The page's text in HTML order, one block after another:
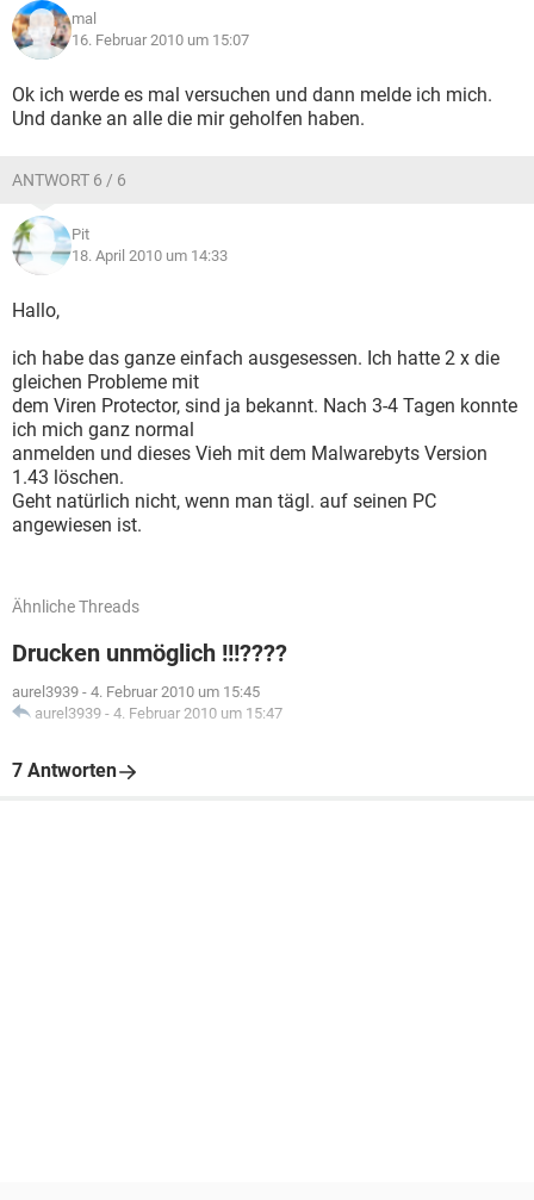
mal
16. Februar 2010 um 15:07
Ok ich werde es mal versuchen und dann melde ich mich.
Und danke an alle die mir geholfen haben.
ANTWORT 6 / 6
Pit
18. April 2010 um 14:33
Hallo,
ich habe das ganze einfach ausgesessen. Ich hatte 2 x die
gleichen Probleme mit
dem Viren Protector, sind ja bekannt. Nach 3-4 Tagen konnte
ich mich ganz normal
anmelden und dieses Vieh mit dem Malwarebyts Version
1.43 löschen.
Geht natürlich nicht, wenn man tägl. auf seinen PC
angewiesen ist.
Ähnliche Threads
Drucken unmöglich !!!????
aurel3939 - 4. Februar 2010 um 15:45
aurel3939 - 4. Februar 2010 um 15:47
7 Antworten